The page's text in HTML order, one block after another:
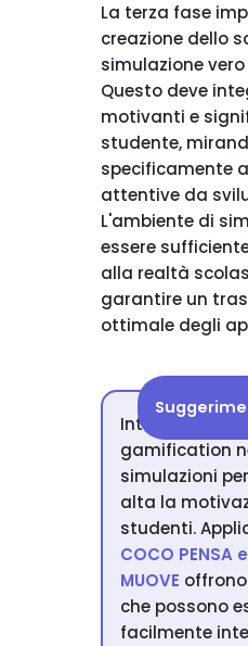
La terza fase
creazione dello
simulazione vero
Questo deve
motivanti e
studente,
specificamente
attentive da
L'ambiente di
essere
alla realtà
garantire un
ottimale degli
Integra
gamification
simulazioni
alta la
studenti.
COCO PENSA
MUOVE
che possono
facilmente